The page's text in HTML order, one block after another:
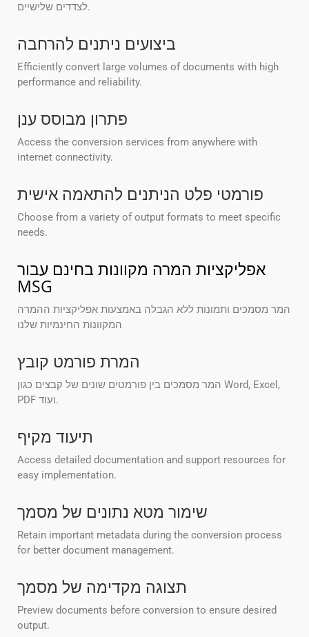
לצדדים שלישיים.
ביצועים ניתנים להרחבה
Efficiently convert large volumes of documents with high
performance and reliability.
פתרון מבוסס ענן
Access the conversion services from anywhere with
internet connectivity.
פורמטי פלט הניתנים להתאמה אישית
Choose from a variety of output formats to meet specific
needs.
אפליקציות המרה מקוונות בחינם עבור
MSG
המר מסמכים ותמונות ללא הגבלה באמצעות אפליקציות ההמרה
המקוונות החינמיות שלנו
המרת פורמט קובץ
המר מסמכים בין פורמטים שונים של קבצים כגון Word, Excel,
PDF ועוד.
תיעוד מקיף
Access detailed documentation and support resources for
easy implementation.
שימור מטא נתונים של מסמך
Retain important metadata during the conversion process
for better document management.
תצוגה מקדימה של מסמך
Preview documents before conversion to ensure desired
output.